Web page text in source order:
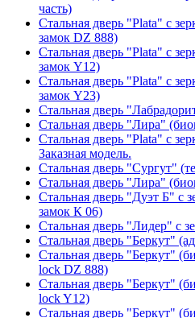
часть)
Стальная дверь "Plata" с
замок DZ 888)
Стальная дверь "Plata" с
замок Y12)
Стальная дверь "Plata" с
замок Y23)
Стальная дверь
Стальная дверь "Лира"
Стальная дверь "Plata" с
Заказная модель.
Стальная дверь "Сургут"
Стальная дверь "Лира"
Стальная дверь "Дуэт Б" с
замок К 06)
Стальная дверь "Лидер" с
Стальная дверь "Беркут"
Стальная дверь "Беркут"
lock DZ 888)
Стальная дверь "Беркут"
lock Y12)
Стальная дверь "Беркут"